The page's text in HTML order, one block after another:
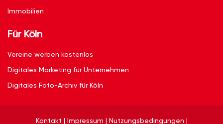
Immobilien
Für Köln
Vereine werben kostenlos
Digitales Marketing für Unternehmen
Digitales Foto-Archiv für Köln
Kontakt | Impressum | Nutzungsbedingungen |